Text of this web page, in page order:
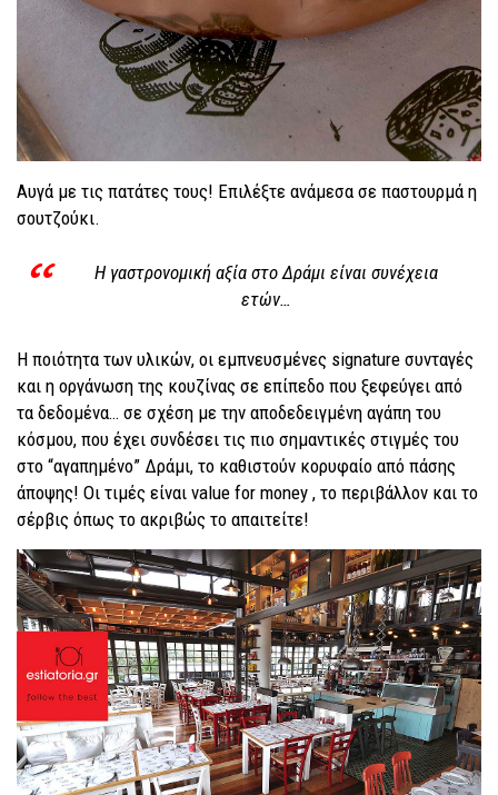
Αυγά με τις πατάτες τους! Επιλέξτε ανάμεσα σε παστουρμά η
σουτζούκι.
Η γαστρονομική αξία στο Δράμι είναι συνέχεια
ετών…
Η ποιότητα των υλικών, οι εμπνευσμένες signature συνταγές
και η οργάνωση της κουζίνας σε επίπεδο που ξεφεύγει από
τα δεδομένα… σε σχέση με την αποδεδειγμένη αγάπη του
κόσμου, που έχει συνδέσει τις πιο σημαντικές στιγμές του
στο “αγαπημένο” Δράμι, το καθιστούν κορυφαίο από πάσης
άποψης! Οι τιμές είναι value for money , το περιβάλλον και το
σέρβις όπως το ακριβώς το απαιτείτε!